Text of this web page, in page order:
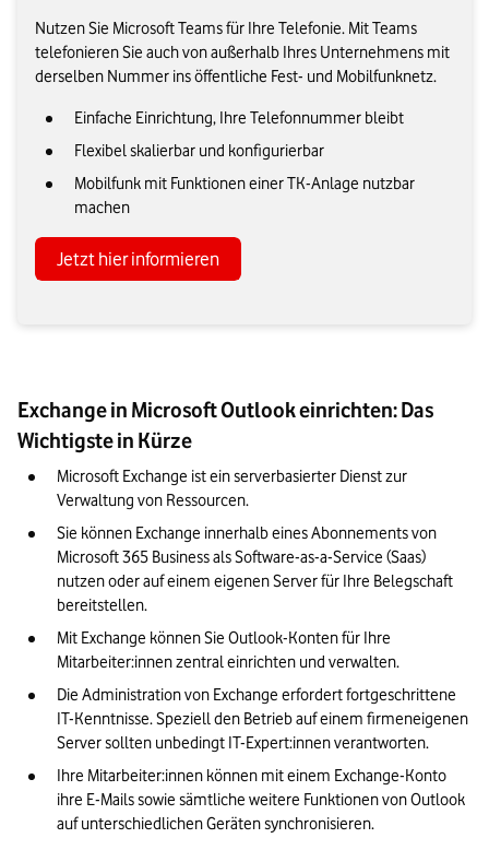
Nutzen Sie Microsoft Teams für Ihre Telefonie. Mit Teams
telefonieren Sie auch von außerhalb Ihres Unternehmens mit
derselben Nummer ins öffentliche Fest- und Mobilfunknetz.
Einfache Einrichtung, Ihre Telefonnummer bleibt
Flexibel skalierbar und konfigurierbar
Mobilfunk mit Funktionen einer TK-Anlage nutzbar
machen
Jetzt hier informieren
Exchange in Microsoft Outlook einrichten: Das
Wichtigste in Kürze
Microsoft Exchange ist ein serverbasierter Dienst zur
Verwaltung von Ressourcen.
Sie können Exchange innerhalb eines Abonnements von
Microsoft 365 Business als Software-as-a-Service (Saas)
nutzen oder auf einem eigenen Server für Ihre Belegschaft
bereitstellen.
Mit Exchange können Sie Outlook-Konten für Ihre
Mitarbeiter:innen zentral einrichten und verwalten.
Die Administration von Exchange erfordert fortgeschrittene
IT-Kenntnisse. Speziell den Betrieb auf einem firmeneigenen
Server sollten unbedingt IT-Expert:innen verantworten.
Ihre Mitarbeiter:innen können mit einem Exchange-Konto
ihre E-Mails sowie sämtliche weitere Funktionen von Outlook
auf unterschiedlichen Geräten synchronisieren.